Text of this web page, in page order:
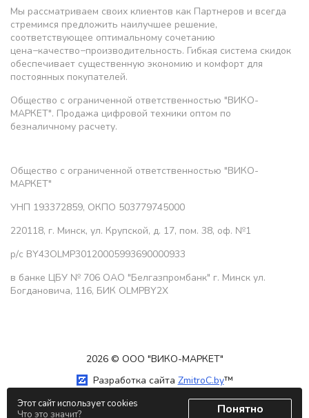
Мы рассматриваем своих клиентов как Партнеров и всегда
стремимся предложить наилучшее решение,
соответствующее оптимальному сочетанию
цена−качество−производительность. Гибкая система скидок
обеспечивает существенную экономию и комфорт для
постоянных покупателей.
Общество с ограниченной ответственностью "ВИКО-
МАРКЕТ". Продажа цифровой техники оптом по
безналичному расчету.
Общество с ограниченной ответственностью "ВИКО-
МАРКЕТ"
УНП 193372859, ОКПО 503779745000
220118, г. Минск, ул. Крупской, д. 17, пом. 38, оф. №1
р/с BY43OLMP30120005993690000933
в банке ЦБУ № 706 ОАО "Белгазпромбанк" г. Минск ул.
Богдановича, 116, БИК OLMPBY2X
2026 © ООО "ВИКО-МАРКЕТ"
Разработка сайта ZmitroC.by™
Этот сайт использует cookies
Что это значит?
Понятно